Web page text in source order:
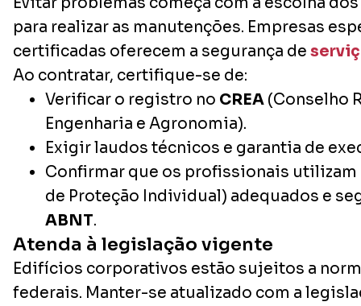
para realizar as manutenções. Empresas
certificadas oferecem a segurança de
Ao contratar, certifique-se de:
Verificar o registro no CREA (Conselho
Engenharia e Agronomia).
Exigir laudos técnicos e garantia de
Confirmar que os profissionais utilizam
de Proteção Individual) adequados e
ABNT.
Atenda à legislação vigente
Edifícios corporativos estão sujeitos a
federais. Manter-se atualizado com a